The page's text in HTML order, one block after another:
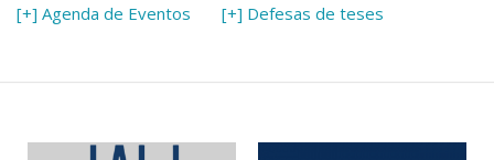
[+] Agenda de Eventos [+] Defesas de teses